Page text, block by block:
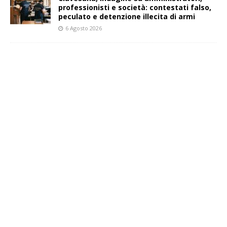
professionisti e società: contestati falso,
peculato e detenzione illecita di armi
6 Agosto 2026